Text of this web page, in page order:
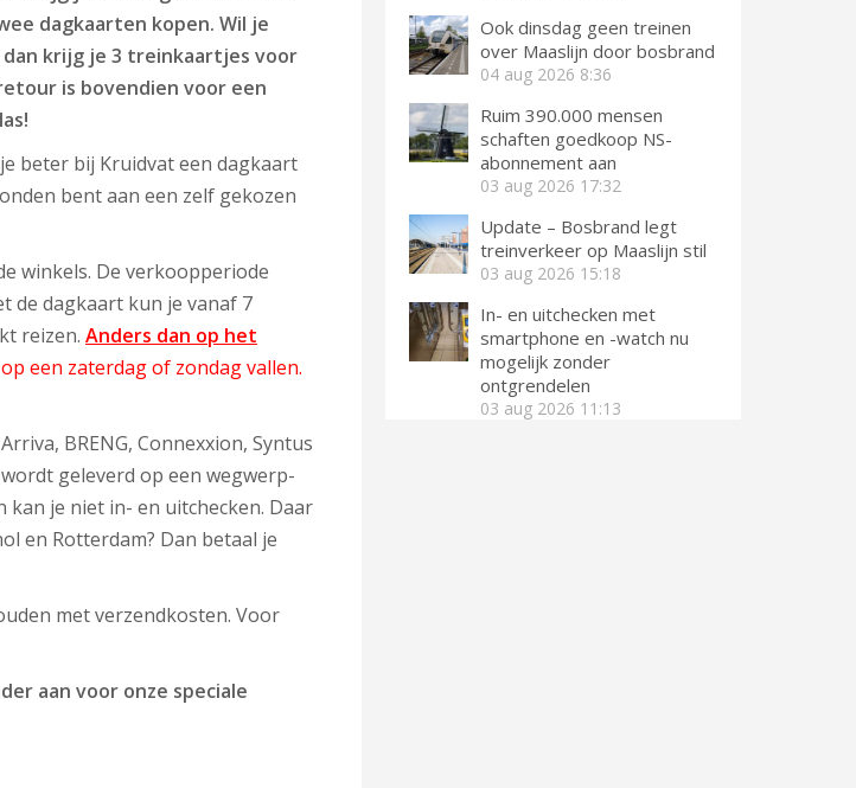
dagkaarten kopen. Wil je
krijg je 3 treinkaartjes voor
is bovendien voor een
beter bij Kruidvat een dagkaart
bent aan een zelf gekozen
winkels. De verkoopperiode
de dagkaart kun je vanaf 7
reizen. Anders dan op het
een zaterdag of zondag vallen.
Arriva, BRENG, Connexxion, Syntus
geleverd op een wegwerp-
kan je niet in- en uitchecken. Daar
en Rotterdam? Dan betaal je
met verzendkosten. Voor
aan voor onze speciale
Ook dinsdag geen treinen
over Maaslijn door bosbrand
04 aug 2026 8:36
Ruim 390.000 mensen
schaften goedkoop NS-
abonnement aan
03 aug 2026 17:32
Update – Bosbrand legt
treinverkeer op Maaslijn stil
03 aug 2026 15:18
In- en uitchecken met
smartphone en -watch nu
mogelijk zonder
ontgrendelen
03 aug 2026 11:13